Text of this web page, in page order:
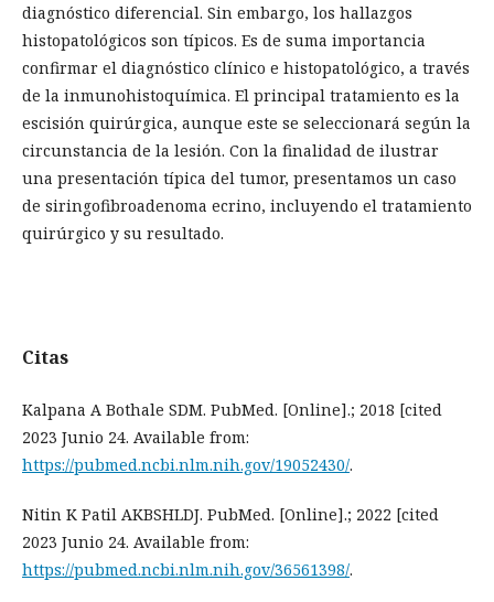
diagnóstico diferencial. Sin embargo, los hallazgos
histopatológicos son típicos. Es de suma importancia
confirmar el diagnóstico clínico e histopatológico, a través
de la inmunohistoquímica. El principal tratamiento es la
escisión quirúrgica, aunque este se seleccionará según la
circunstancia de la lesión. Con la finalidad de ilustrar
una presentación típica del tumor, presentamos un caso
de siringofibroadenoma ecrino, incluyendo el tratamiento
quirúrgico y su resultado.
Citas
Kalpana A Bothale SDM. PubMed. [Online].; 2018 [cited
2023 Junio 24. Available from:
https://pubmed.ncbi.nlm.nih.gov/19052430/.
Nitin K Patil AKBSHLDJ. PubMed. [Online].; 2022 [cited
2023 Junio 24. Available from:
https://pubmed.ncbi.nlm.nih.gov/36561398/.